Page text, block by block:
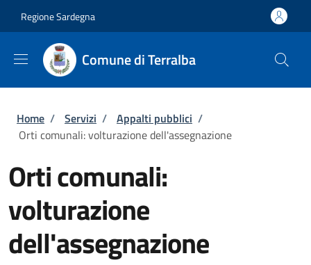
Regione Sardegna
Comune di Terralba
Briciole di pane
Home / Servizi / Appalti pubblici /
Orti comunali: volturazione dell'assegnazione
Orti comunali:
volturazione
dell'assegnazione